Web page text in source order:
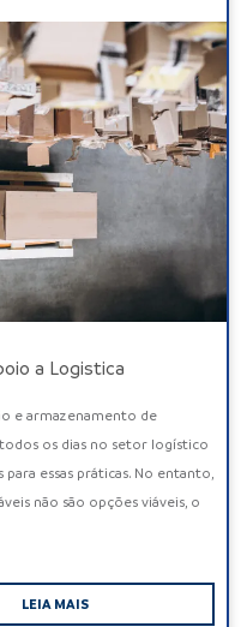
a Logistica
e armazenamento de
os dias no setor logístico
para essas práticas. No entanto,
não são opções viáveis, o
LEIA MAIS